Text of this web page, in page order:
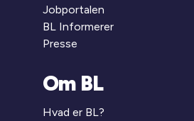
Jobportalen
BL Informerer
Presse
Om BL
Hvad er BL?